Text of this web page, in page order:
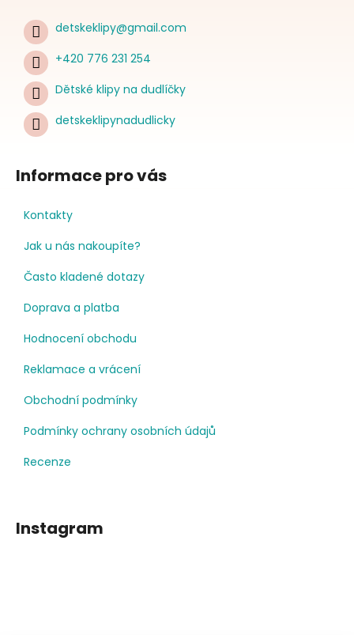
detskeklipy@gmail.com
+420 776 231 254
Dětské klipy na dudlíčky
detskeklipynadudlicky
Informace pro vás
Kontakty
Jak u nás nakoupíte?
Často kladené dotazy
Doprava a platba
Hodnocení obchodu
Reklamace a vrácení
Obchodní podmínky
Podmínky ochrany osobních údajů
Recenze
Instagram